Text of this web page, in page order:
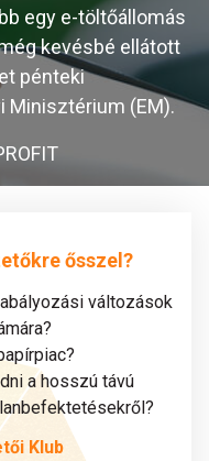
egy e-töltőállomás
kevésbé ellátott
pénteki
Minisztérium (EM).
ősszel?
változások
a hosszú távú
Klub